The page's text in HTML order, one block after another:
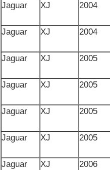
Jaguar
XJ 2004
Jaguar
XJ 2004
Jaguar
XJ 2005
Jaguar
XJ 2005
Jaguar
XJ 2005
Jaguar
XJ 2005
Jaguar
XJ 2006